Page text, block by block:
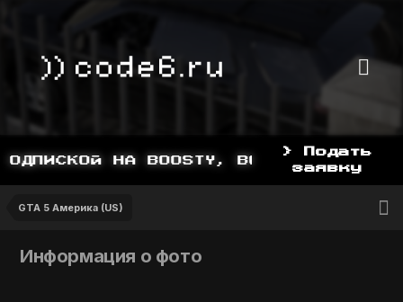
НА BOOSTY, BOOSTY.TO/YDDY
> Подать
заявку
GTA 5 Америка (US)
Информация о фото